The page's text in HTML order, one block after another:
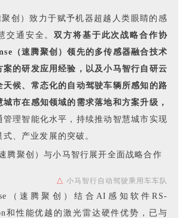
聚创）致力于赋予机器超越人类眼睛的感
交通安全。双方将基于此次战略合作协
（速腾聚创）领先的多传感器融合技术
案的研发应用经验，以及小马智行自研云
天候、常态化的自动驾驶车辆所感知的路
市在感知领域的需求落地和方案升级，
管理智能化水平，持续推动智慧城市实现
、产业发展的突破。
△ 小马智行自动驾驶乘用车车队
（速腾聚创）结合AI感知软件RS-
和性能优越的激光雷达硬件优势，已与